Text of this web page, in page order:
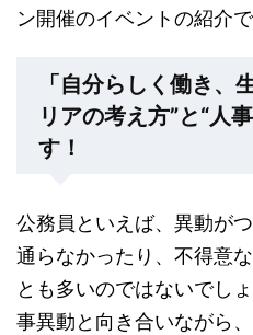
ン開催のイベントの紹介で
「自分らしく働き、
リアの考え方”と“人
す！
公務員といえば、異動が
通らなかったり、不得意
とも多いのではないでし
事異動と向き合いながら